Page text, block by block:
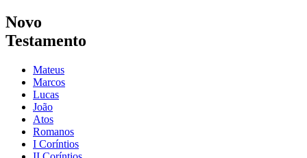
Novo
Testamento
Mateus
Marcos
Lucas
João
Atos
Romanos
I Coríntios